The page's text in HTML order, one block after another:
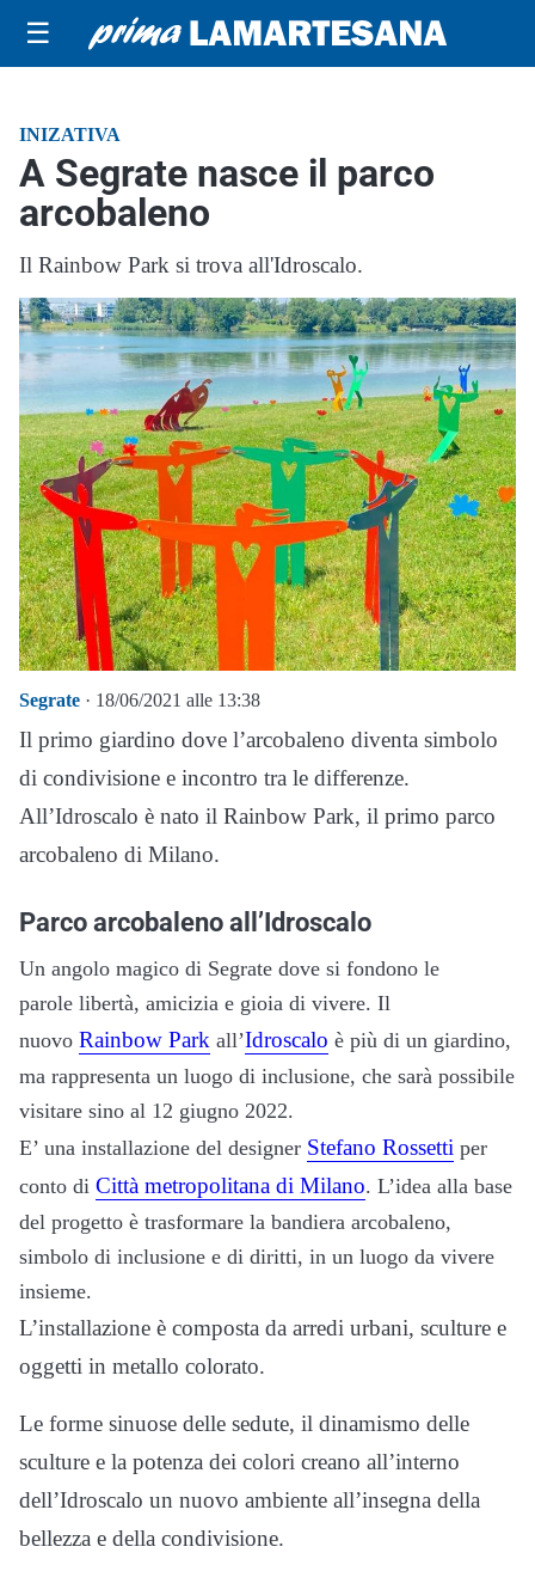
☰
INIZATIVA
A Segrate nasce il parco
arcobaleno
Il Rainbow Park si trova all'Idroscalo.
Segrate · 18/06/2021 alle 13:38
Il primo giardino dove l’arcobaleno diventa simbolo
di condivisione e incontro tra le differenze.
All’Idroscalo è nato il Rainbow Park, il primo parco
arcobaleno di Milano.
Parco arcobaleno all’Idroscalo
Un angolo magico di Segrate dove si fondono le
parole libertà, amicizia e gioia di vivere. Il
nuovo Rainbow Park all’Idroscalo è più di un giardino,
ma rappresenta un luogo di inclusione, che sarà possibile
visitare sino al 12 giugno 2022.
E’ una installazione del designer Stefano Rossetti per
conto di Città metropolitana di Milano. L’idea alla base
del progetto è trasformare la bandiera arcobaleno,
simbolo di inclusione e di diritti, in un luogo da vivere
insieme.
L’installazione è composta da arredi urbani, sculture e
oggetti in metallo colorato.
Le forme sinuose delle sedute, il dinamismo delle
sculture e la potenza dei colori creano all’interno
dell’Idroscalo un nuovo ambiente all’insegna della
bellezza e della condivisione.